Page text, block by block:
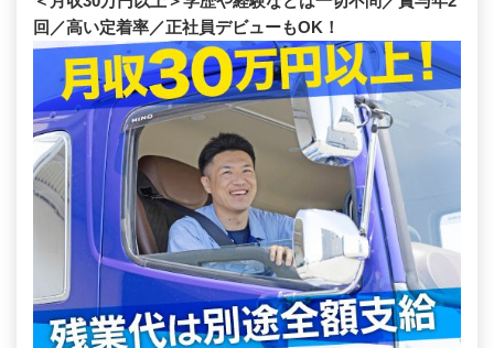
回／高い定着率／正社員デビューもOK！